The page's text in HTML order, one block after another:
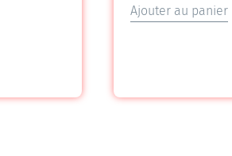
Ajouter au panier